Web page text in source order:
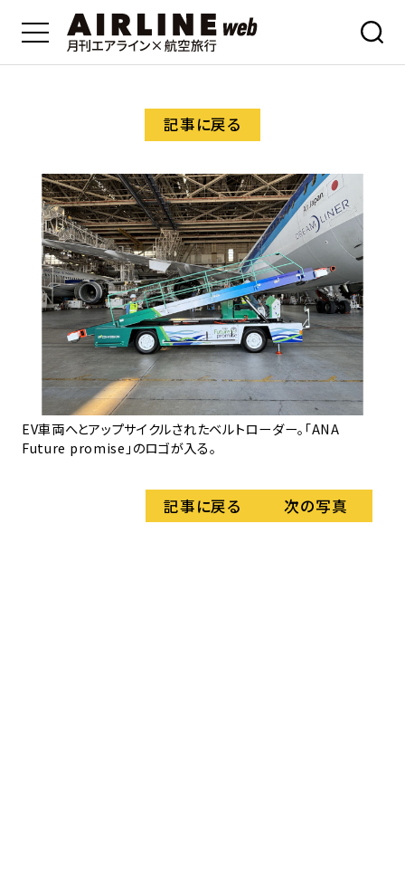
記事に戻る
EV車両へとアップサイクルされたベルトローダー。「ANA
Future promise」のロゴが入る。
記事に戻る 次の写真